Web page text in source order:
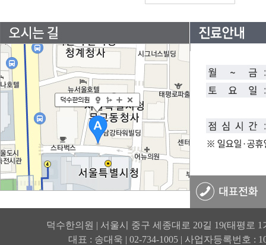
덕수한의원 | 서울시 중구 세종대로 20길 19(태평로 1
대표 : 송대욱 | 02-734-1005 | 사업자등록번호 :